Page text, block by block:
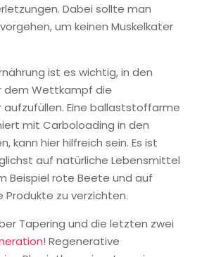
Dabei sollte man
um keinen Muskelkater
ist es wichtig, in den
dem Wettkampf die
aufzufüllen. Eine ballaststoffarme
mit Carboloading in den
kann hier hilfreich sein. Es ist
auf natürliche Lebensmittel
Beispiel rote Beete und auf
zu verzichten.
Tapering und die letzten zwei
! Regenerative